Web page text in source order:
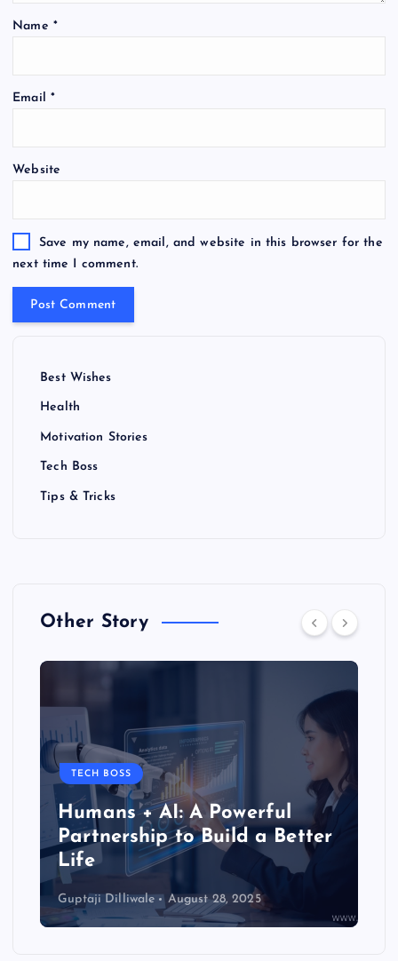
Name *
Email *
Website
Save my name, email, and website in this browser for the
next time I comment.
Best Wishes
Health
Motivation Stories
Tech Boss
Tips & Tricks
Other Story
TECH BOSS
Humans + AI: A Powerful
Partnership to Build a Better
Life
Guptaji Dilliwale August 28, 2025